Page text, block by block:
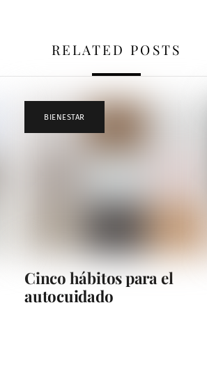
RELATED POSTS
BIENESTAR
Cinco hábitos para el
autocuidado